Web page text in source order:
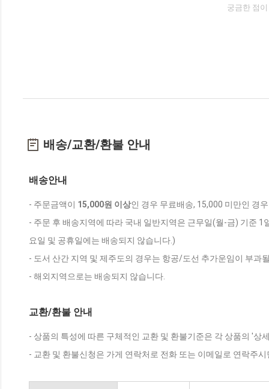
궁금한 점
배송/교환/환불 안내
배송안내
- 주문금액이 15,000원 이상인 경우 무료배송, 15,000 미만인 경
- 주문 후 배송지역에 따라 국내 일반지역은 근무일(월-금) 기준
요일 및 공휴일에는 배송되지 않습니다.)
- 도서 산간 지역 및 제주도의 경우는 항공/도선 추가운임이 부과
- 해외지역으로는 배송되지 않습니다.
교환/환불 안내
- 상품의 특성에 따른 구체적인 교환 및 환불기준은 각 상품의 '상
- 교환 및 환불신청은 가게 연락처로 전화 또는 이메일로 연락주